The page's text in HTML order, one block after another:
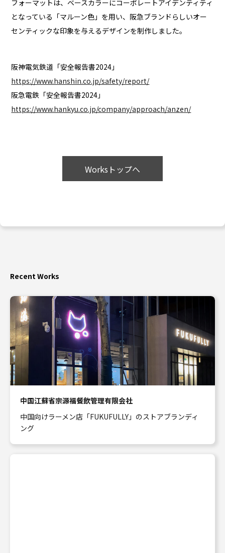
フォーマットは、ベースカラーにコーポレートアイデンティティ
となっている「マルーン色」を用い、阪急ブランドらしいオー
センティックな印象を与えるデザインを制作しました。
阪神電気鉄道「安全報告書2024」
https://www.hanshin.co.jp/safety/report/
阪急電鉄「安全報告書2024」
https://www.hankyu.co.jp/company/approach/anzen/
Worksトップへ
Recent Works
中国江蘇省宗源福餐飲管理有限会社
中国向けラーメン店「FUKUFULLY」のストアブランディ
ング